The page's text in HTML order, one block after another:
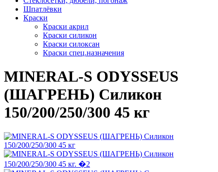
Шпатлёвки
Краски
Краски акрил
Краски силикон
Краски силоксан
Краски спец.назначения
MINERAL-S ODYSSEUS
(ШАГРЕНЬ) Силикон
150/200/250/300 45 кг